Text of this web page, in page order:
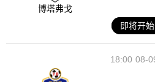
博塔弗戈
即将开始
08-
18:00